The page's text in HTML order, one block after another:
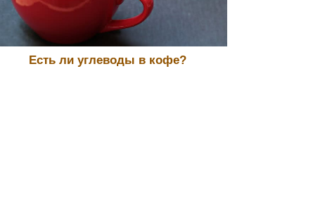
Есть ли углеводы в кофе?